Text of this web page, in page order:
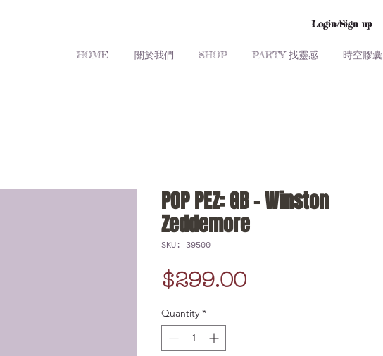
Login/Sign up
HOME 關於我們 SHOP PARTY 找靈感 時空膠囊
POP PEZ: GB - Winston
Zeddemore
SKU: 39500
$299.00Price
Quantity *